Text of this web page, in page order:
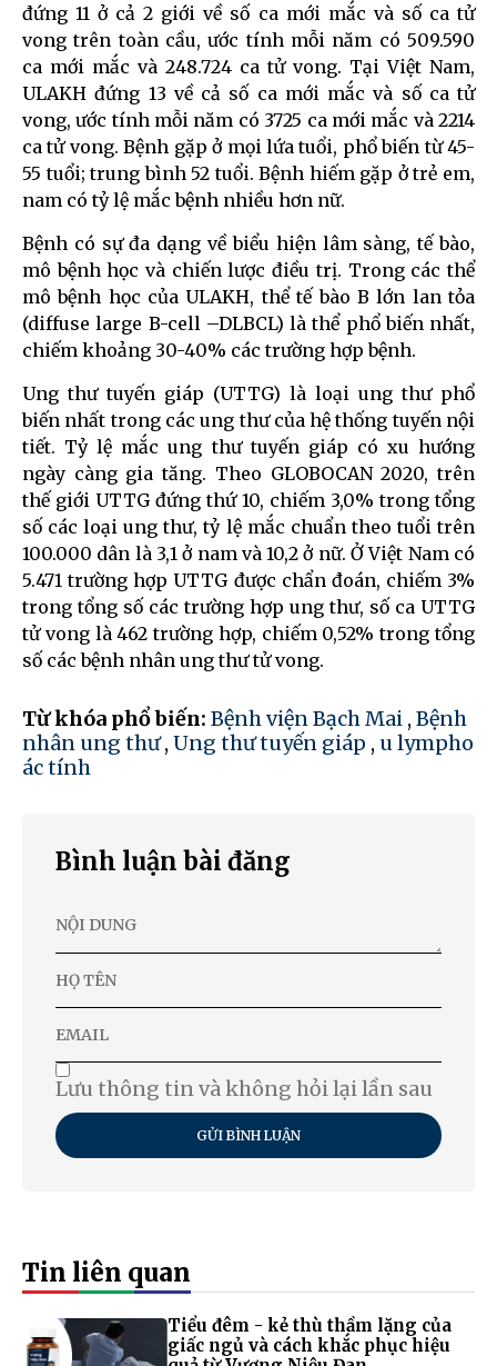
đứng 11 ở cả 2 giới về số ca mới mắc và số ca tử
vong trên toàn cầu, ước tính mỗi năm có 509.590
ca mới mắc và 248.724 ca tử vong. Tại Việt Nam,
ULAKH đứng 13 về cả số ca mới mắc và số ca tử
vong, ước tính mỗi năm có 3725 ca mới mắc và 2214
ca tử vong. Bệnh gặp ở mọi lứa tuổi, phổ biến từ 45-
55 tuổi; trung bình 52 tuổi. Bệnh hiếm gặp ở trẻ em,
nam có tỷ lệ mắc bệnh nhiều hơn nữ.
Bệnh có sự đa dạng về biểu hiện lâm sàng, tế bào,
mô bệnh học và chiến lược điều trị. Trong các thể
mô bệnh học của ULAKH, thể tế bào B lớn lan tỏa
(diffuse large B-cell –DLBCL) là thể phổ biến nhất,
chiếm khoảng 30-40% các trường hợp bệnh.
Ung thư tuyến giáp (UTTG) là loại ung thư phổ
biến nhất trong các ung thư của hệ thống tuyến nội
tiết. Tỷ lệ mắc ung thư tuyến giáp có xu hướng
ngày càng gia tăng. Theo GLOBOCAN 2020, trên
thế giới UTTG đứng thứ 10, chiếm 3,0% trong tổng
số các loại ung thư, tỷ lệ mắc chuẩn theo tuổi trên
100.000 dân là 3,1 ở nam và 10,2 ở nữ. Ở Việt Nam có
5.471 trường hợp UTTG được chẩn đoán, chiếm 3%
trong tổng số các trường hợp ung thư, số ca UTTG
tử vong là 462 trường hợp, chiếm 0,52% trong tổng
số các bệnh nhân ung thư tử vong.
Từ khóa phổ biến: Bệnh viện Bạch Mai , Bệnh
nhân ung thư, Ung thư tuyến giáp , u lympho
ác tính
Bình luận bài đăng
Lưu thông tin và không hỏi lại lần sau
GỬI BÌNH LUẬN
Tin liên quan
Tiểu đêm - kẻ thù thầm lặng của
giấc ngủ và cách khắc phục hiệu